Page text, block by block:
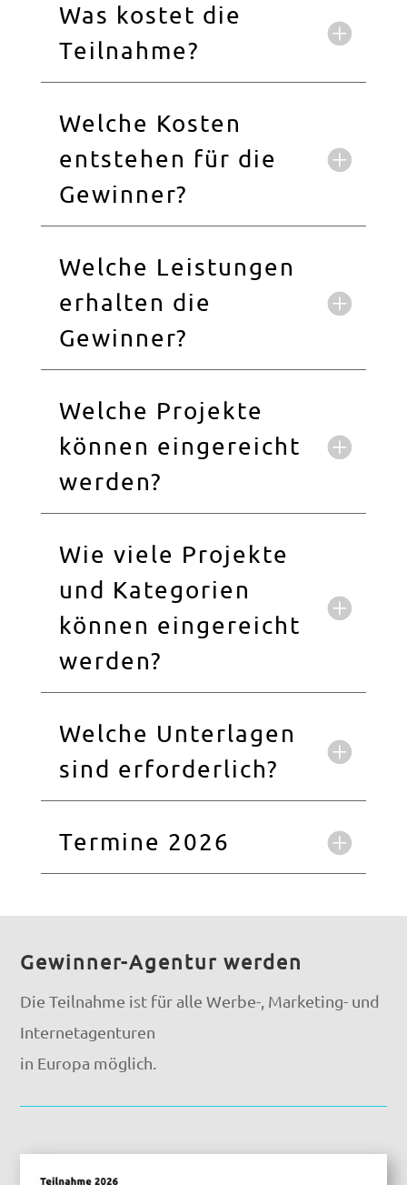
Was kostet die
Teilnahme?
Welche Kosten
entstehen für die
Gewinner?
Welche Leistungen
erhalten die
Gewinner?
Welche Projekte
können eingereicht
werden?
Wie viele Projekte
und Kategorien
können eingereicht
werden?
Welche Unterlagen
sind erforderlich?
Termine 2026
Gewinner-Agentur werden
Die Teilnahme ist für alle Werbe-, Marketing- und
Internetagenturen
in Europa möglich.